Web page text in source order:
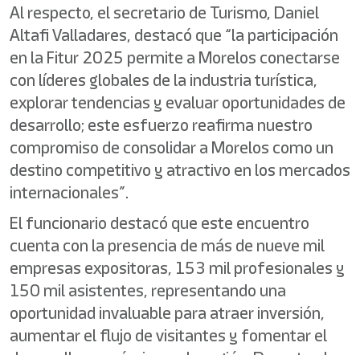
Al respecto, el secretario de Turismo, Daniel
Altafi Valladares, destacó que “la participación
en la Fitur 2025 permite a Morelos conectarse
con líderes globales de la industria turística,
explorar tendencias y evaluar oportunidades de
desarrollo; este esfuerzo reafirma nuestro
compromiso de consolidar a Morelos como un
destino competitivo y atractivo en los mercados
internacionales”.
El funcionario destacó que este encuentro
cuenta con la presencia de más de nueve mil
empresas expositoras, 153 mil profesionales y
150 mil asistentes, representando una
oportunidad invaluable para atraer inversión,
aumentar el flujo de visitantes y fomentar el